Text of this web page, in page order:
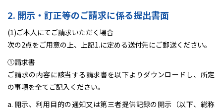
2. 開示・訂正等のご請求に係る提出書面
(1)ご本人にてご請求いただく場合
次の2点をご用意の上、上記1.に定める送付先にご郵送ください。
①請求書
ご請求の内容に該当する請求書を以下よりダウンロードし、所定
の事項を全てご記入ください。
開示、利用目的の通知又は第三者提供記録の開示（以下、総称